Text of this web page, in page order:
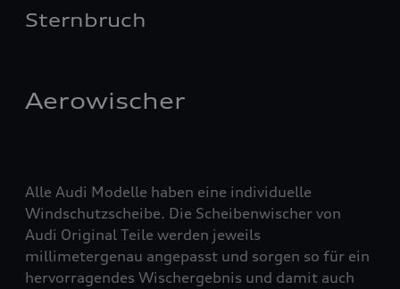
Sternbruch
Aerowischer
Alle Audi Modelle haben eine individuelle
Windschutzscheibe. Die Scheibenwischer von
Audi Original Teile werden jeweils
millimetergenau angepasst und sorgen so für ein
hervorragendes Wischergebnis und damit auch